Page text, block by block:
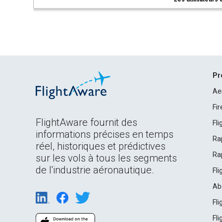
FlightAware fournit des
informations précises en temps
réel, historiques et prédictives
sur les vols à tous les segments
de l'industrie aéronautique.